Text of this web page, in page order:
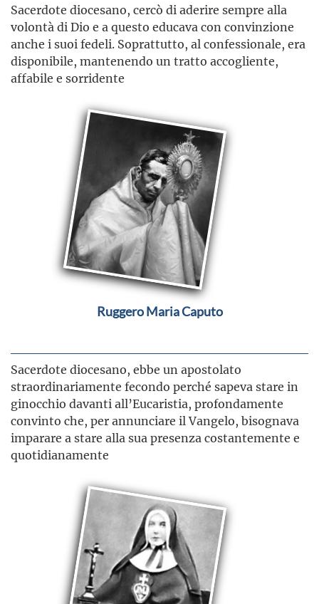
Sacerdote diocesano, cercò di aderire sempre alla
volontà di Dio e a questo educava con convinzione
anche i suoi fedeli. Soprattutto, al confessionale, era
disponibile, mantenendo un tratto accogliente,
affabile e sorridente
Ruggero Maria Caputo
Sacerdote diocesano, ebbe un apostolato
straordinariamente fecondo perché sapeva stare in
ginocchio davanti all’Eucaristia, profondamente
convinto che, per annunciare il Vangelo, bisognava
imparare a stare alla sua presenza costantemente e
quotidianamente